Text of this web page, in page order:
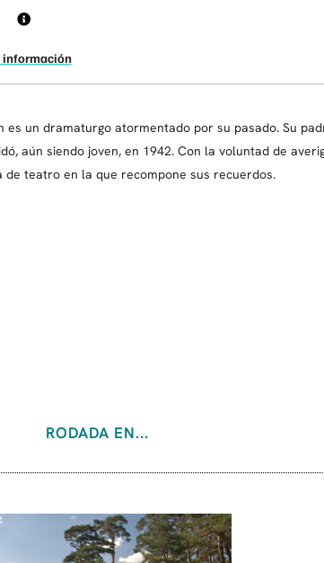
información
es un dramaturgo atormentado por su pasado. Su
aún siendo joven, en 1942. Con la voluntad de
de teatro en la que recompone sus recuerdos.
RODADA EN...